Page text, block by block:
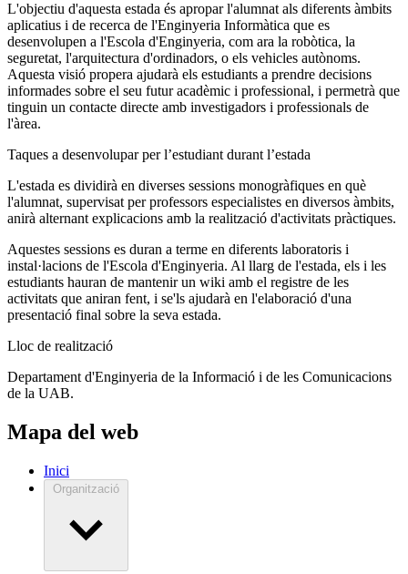
L'objectiu d'aquesta estada és apropar l'alumnat als diferents àmbits
aplicatius i de recerca de l'Enginyeria Informàtica que es
desenvolupen a l'Escola d'Enginyeria, com ara la robòtica, la
seguretat, l'arquitectura d'ordinadors, o els vehicles autònoms.
Aquesta visió propera ajudarà els estudiants a prendre decisions
informades sobre el seu futur acadèmic i professional, i permetrà que
tinguin un contacte directe amb investigadors i professionals de
l'àrea.
Taques a desenvolupar per l’estudiant durant l’estada
L'estada es dividirà en diverses sessions monogràfiques en què
l'alumnat, supervisat per professors especialistes en diversos àmbits,
anirà alternant explicacions amb la realització d'activitats pràctiques.
Aquestes sessions es duran a terme en diferents laboratoris i
instal·lacions de l'Escola d'Enginyeria. Al llarg de l'estada, els i les
estudiants hauran de mantenir un wiki amb el registre de les
activitats que aniran fent, i se'ls ajudarà en l'elaboració d'una
presentació final sobre la seva estada.
Lloc de realització
Departament d'Enginyeria de la Informació i de les Comunicacions
de la UAB.
Mapa del web
Inici
Organització